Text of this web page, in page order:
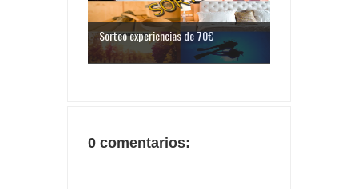
Sorteo experiencias de 70€
0 comentarios: